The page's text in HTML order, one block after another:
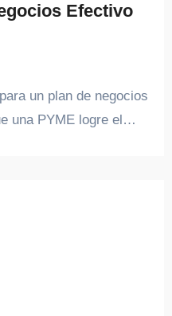
Efectivo
una PYME logre el…